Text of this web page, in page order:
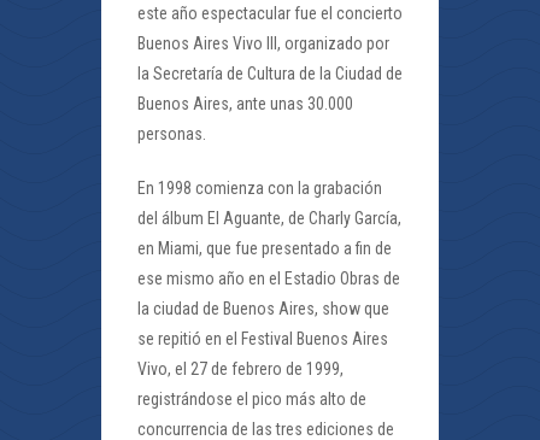
este año espectacular fue el concierto
Buenos Aires Vivo III, organizado por
la Secretaría de Cultura de la Ciudad de
Buenos Aires, ante unas 30.000
personas.
En 1998 comienza con la grabación
del álbum El Aguante, de Charly García,
en Miami, que fue presentado a fin de
ese mismo año en el Estadio Obras de
la ciudad de Buenos Aires, show que
se repitió en el Festival Buenos Aires
Vivo, el 27 de febrero de 1999,
registrándose el pico más alto de
concurrencia de las tres ediciones de